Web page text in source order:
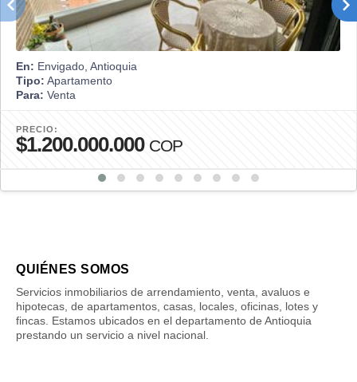
En: Envigado, Antioquia
Tipo: Apartamento
Para: Venta
PRECIO:
$1.200.000.000 COP
QUIÉNES SOMOS
Servicios inmobiliarios de arrendamiento, venta, avaluos e
hipotecas, de apartamentos, casas, locales, oficinas, lotes y
fincas. Estamos ubicados en el departamento de Antioquia
prestando un servicio a nivel nacional.